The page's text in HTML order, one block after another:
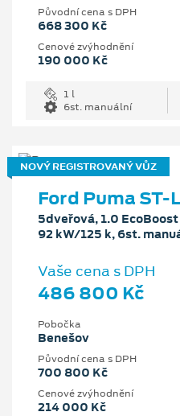
Původní cena s DPH
668 300 Kč
Cenové zvýhodnění
190 000 Kč
1 l
6st. manuální
NOVÝ REGISTROVANÝ VŮZ
Ford Puma ST-
5dveřová, 1.0
92 kW/125 k, 6st.
Vaše cena s DPH
486 800 Kč
Pobočka
Benešov
Původní cena s DPH
700 800 Kč
Cenové zvýhodnění
214 000 Kč